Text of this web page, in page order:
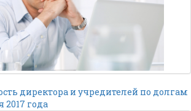
директора и учредителей по долгам
2017 года